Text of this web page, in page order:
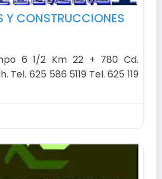
Y CONSTRUCCIONES
6 1/2 Km 22 + 780 Cd.
Tel. 625 586 5119 Tel. 625 119